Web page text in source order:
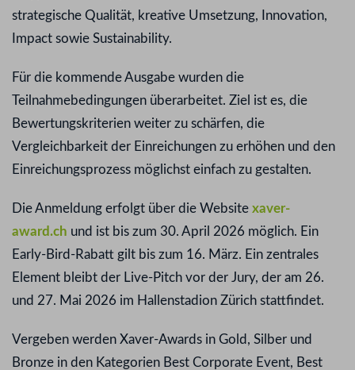
strategische Qualität, kreative Umsetzung, Innovation,
Impact sowie Sustainability.
Für die kommende Ausgabe wurden die
Teilnahmebedingungen überarbeitet. Ziel ist es, die
Bewertungskriterien weiter zu schärfen, die
Vergleichbarkeit der Einreichungen zu erhöhen und den
Einreichungsprozess möglichst einfach zu gestalten.
Die Anmeldung erfolgt über die Website xaver-
award.ch und ist bis zum 30. April 2026 möglich. Ein
Early-Bird-Rabatt gilt bis zum 16. März. Ein zentrales
Element bleibt der Live-Pitch vor der Jury, der am 26.
und 27. Mai 2026 im Hallenstadion Zürich stattfindet.
Vergeben werden Xaver-Awards in Gold, Silber und
Bronze in den Kategorien Best Corporate Event, Best